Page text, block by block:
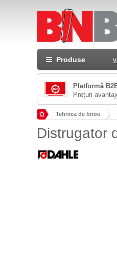
Produse
Platformă
Prețuri
Tehnica de birou
Distrugator